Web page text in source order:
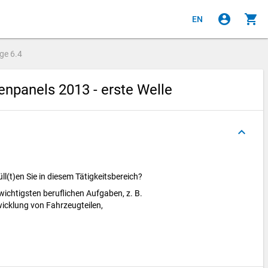
EN account_circle shopping_cart
6.4
2013 - erste Welle
keyboard_arrow_up
Sie in diesem Tätigkeitsbereich?
beruflichen Aufgaben, z. B.
von Fahrzeugteilen,